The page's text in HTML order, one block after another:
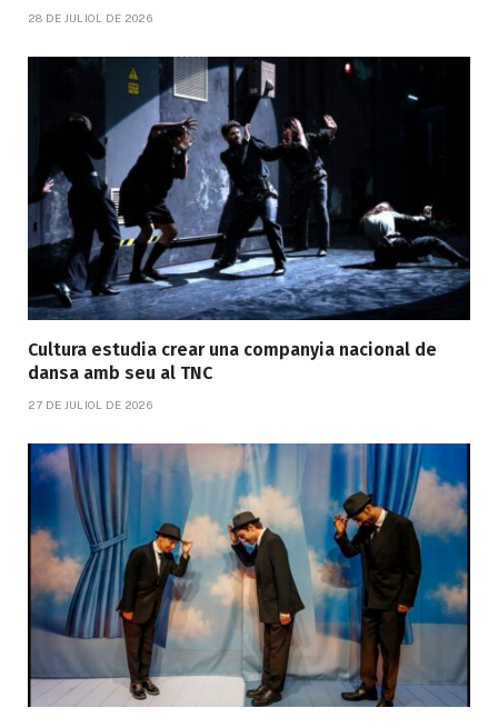
28 DE JULIOL DE 2026
Cultura estudia crear una companyia nacional de
dansa amb seu al TNC
27 DE JULIOL DE 2026